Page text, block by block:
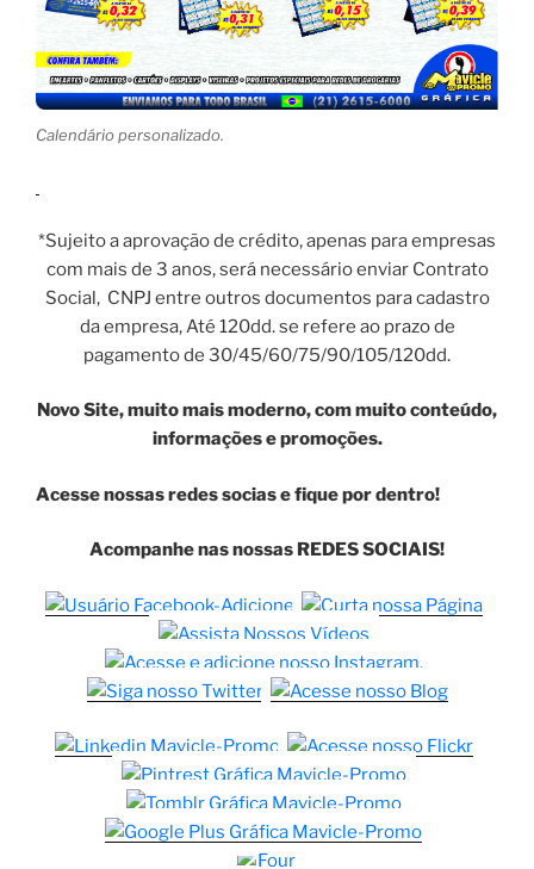
Calendário personalizado.
*Sujeito a aprovação de crédito, apenas para empresas
com mais de 3 anos, será necessário enviar Contrato
Social, CNPJ entre outros documentos para cadastro
da empresa, Até 120dd. se refere ao prazo de
pagamento de 30/45/60/75/90/105/120dd.
Novo Site, muito mais moderno, com muito conteúdo,
informações e promoções.
Acesse nossas redes socias e fique por dentro!
Acompanhe nas nossas REDES SOCIAIS!